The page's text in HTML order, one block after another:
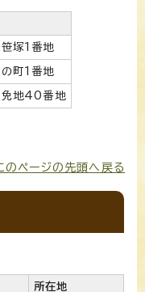
塚1番地
町1番地
免地40番地
のページの先頭へ戻る
所在地